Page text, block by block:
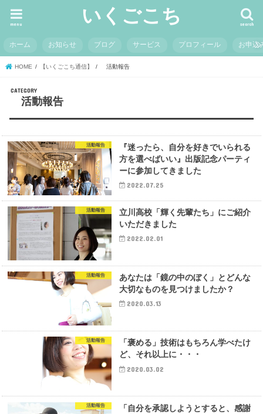
いくごこち search
menu
ホーム お知らせ ブログ サービス プロフィール お申込
HOME 【いくごこち通信】 活動報告
活動報告
活動報告
『迷ったら、自分を好きでいられる
方を選べばいい』出版記念パーティ
ーに参加してきました
2022.07.25
活動報告
立川高校「輝く先輩たち」にご紹介
いただきました
2022.02.01
活動報告
あなたは「鏡の中のぼく」とどんな
大切なものを見つけましたか？
2020.03.13
活動報告
「褒める」技術はもちろん学べたけ
ど、それ以上に・・・
2020.03.02
活動報告
「自分を承認しようとすると、感謝